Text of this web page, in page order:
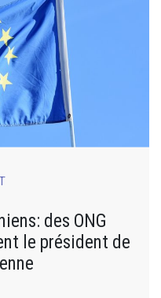
des ONG
le président de